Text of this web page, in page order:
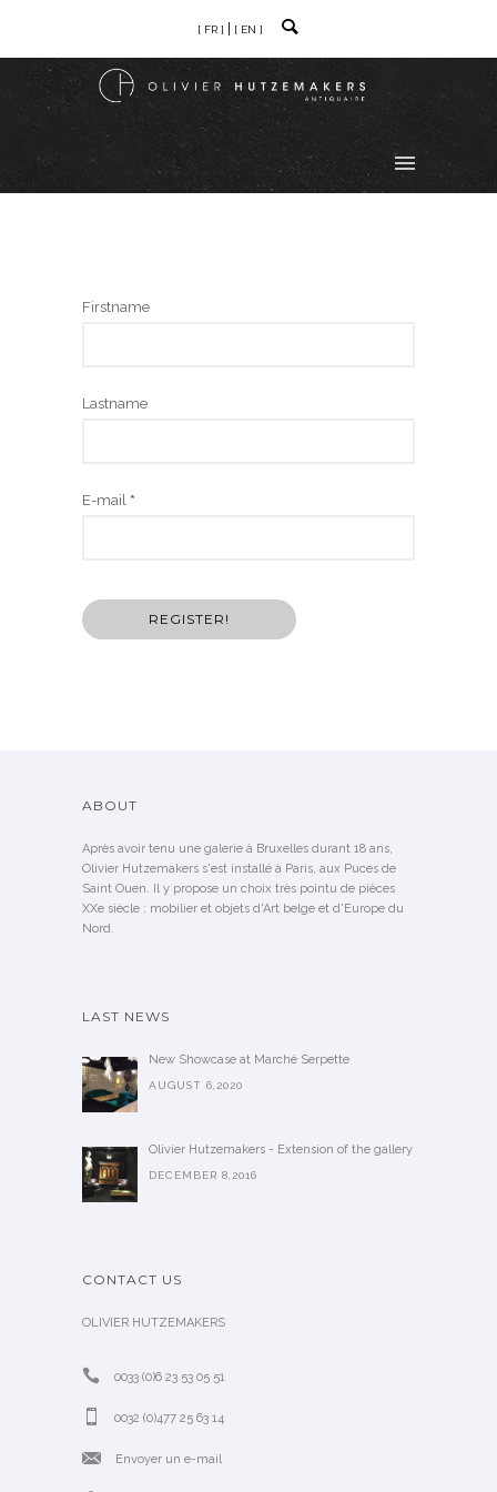
[ FR ] [ EN ]
Firstname
Lastname
E-mail *
ABOUT
Après avoir tenu une galerie à Bruxelles durant 18 ans,
Olivier Hutzemakers s'est installé à Paris, aux Puces de
Saint Ouen. Il y propose un choix très pointu de pièces
XXe siècle : mobilier et objets d'Art belge et d'Europe du
Nord.
LAST NEWS
New Showcase at Marché Serpette
AUGUST 6,2020
Olivier Hutzemakers - Extension of the gallery
DECEMBER 8,2016
CONTACT US
OLIVIER HUTZEMAKERS
0033 (0)6 23 53 05 51
0032 (0)477 25 63 14
Envoyer un e-mail